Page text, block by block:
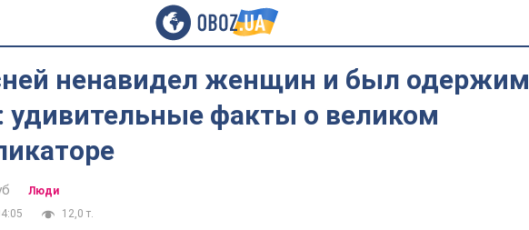
ненавидел женщин и был одержим
удивительные факты о великом
Люди
12,0 т.